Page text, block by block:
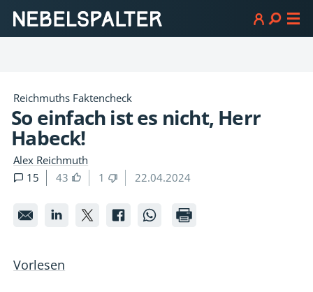
Reichmuths Faktencheck
So einfach ist es nicht, Herr
Habeck!
Alex Reichmuth
15
43 1 22.04.2024
So
ist
es
So
ist
es
So So So
Vorlesen